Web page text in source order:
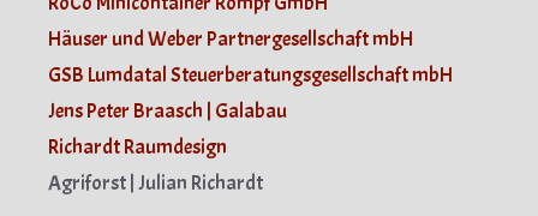
Häuser und Weber Partnergesellschaft mbH
GSB Lumdatal Steuerberatungsgesellschaft mbH
Jens Peter Braasch | Galabau
Richardt Raumdesign
Agriforst | Julian Richardt